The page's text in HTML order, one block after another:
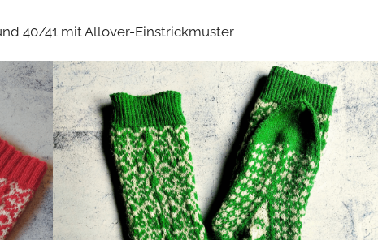
40/41 mit Allover-Einstrickmuster